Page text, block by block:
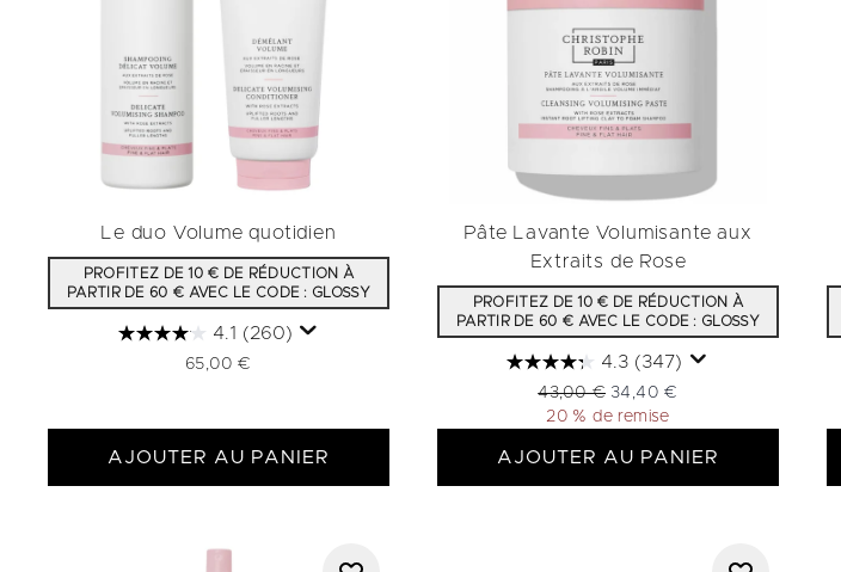
Le duo Volume quotidien
PROFITEZ DE 10 € DE RÉDUCTION À
PARTIR DE 60 € AVEC LE CODE : GLOSSY
4.1 (260)
65,00 €
AJOUTER AU PANIER
Pâte Lavante Volumisante aux
Extraits de Rose
PROFITEZ DE 10 € DE RÉDUCTION À
PARTIR DE 60 € AVEC LE CODE : GLOSSY
4.3 (347)
Prix de vente :
43,00 € Prix ​​actuel :
34,40 €
20 % de remise
AJOUTER AU PANIER